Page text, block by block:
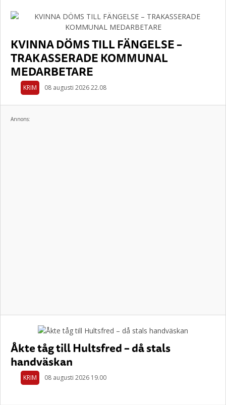
KVINNA DÖMS TILL FÄNGELSE –
TRAKASSERADE KOMMUNAL
MEDARBETARE
KRIM 08 augusti 2026 22.08
Annons:
Åkte tåg till Hultsfred – då stals
handväskan
KRIM 08 augusti 2026 19.00